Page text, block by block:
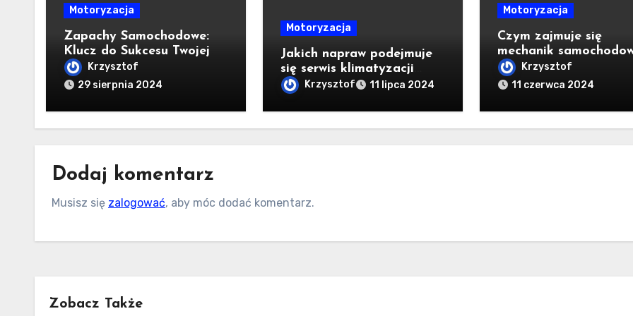
Motoryzacja
Zapachy Samochodowe:
Klucz do Sukcesu Twojej
MarkiKrzysztof
29 sierpnia 2024
Motoryzacja
Jakich napraw podejmuje
się serwis klimatyzacji
samochodowej?
Krzysztof 11 lipca 2024
Motoryzacja
Czym zajmuje się
mechanik
Krzysztof
11 czerwca 2024
Dodaj komentarz
Musisz się zalogować, aby móc dodać komentarz.
Zobacz Także